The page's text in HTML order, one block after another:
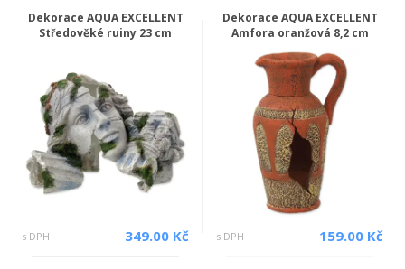
Dekorace AQUA EXCELLENT
Středověké ruiny 23 cm
s DPH 349.00 Kč
Dekorace AQUA EXCELLENT
Amfora oranžová 8,2 cm
s DPH 159.00 Kč